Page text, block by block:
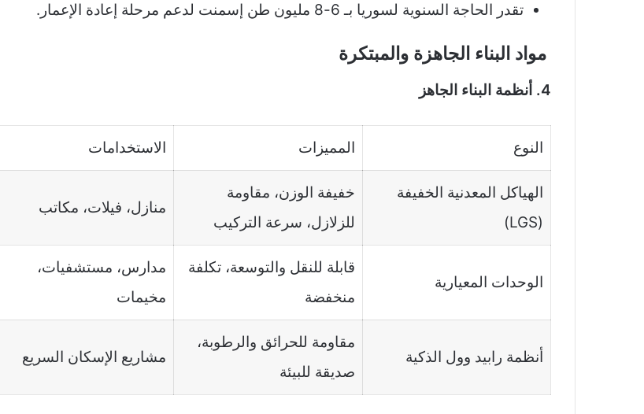
تقدر الحاجة السنوية لسوريا بـ 6-8 مليون طن إسمنت لدعم مرحلة إعادة الإعمار.
مواد البناء الجاهزة والمبتكرة
4. أنظمة البناء الجاهز
النوع المميزات الاستخدامات
الهياكل المعدنية الخفيفة
(LGS)
خفيفة الوزن، مقاومة
للزلازل، سرعة التركيب
منازل، فيلات، مكاتب
الوحدات المعيارية
قابلة للنقل والتوسعة، تكلفة
منخفضة
مدارس، مستشفيات،
مخيمات
أنظمة رابيد وول الذكية
مقاومة للحرائق والرطوبة،
صديقة للبيئة
مشاريع الإسكان السريع